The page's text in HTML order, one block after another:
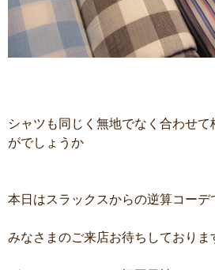
シャツも同じく無地でなく合わせ
がでしょうか
本日はスラックスからの逆算コーデ
みなさまのご来店お待ちしておりま